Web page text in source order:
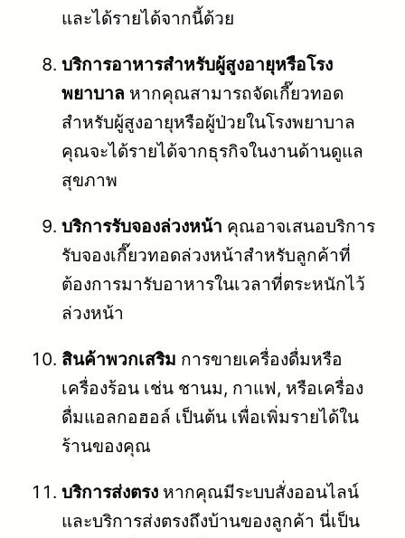
และได้รายได้จากนี้ด้วย
บริการอาหารสำหรับผู้สูงอายุหรือโรง
พยาบาล หากคุณสามารถจัดเกี๊ยวทอด
สำหรับผู้สูงอายุหรือผู้ป่วยในโรงพยาบาล
คุณจะได้รายได้จากธุรกิจในงานด้านดูแล
สุขภาพ
บริการรับจองล่วงหน้า คุณอาจเสนอบริการ
รับจองเกี๊ยวทอดล่วงหน้าสำหรับลูกค้าที่
ต้องการมารับอาหารในเวลาที่ตระหนักไว้
ล่วงหน้า
สินค้าพวกเสริม การขายเครื่องดื่มหรือ
เครื่องร้อน เช่น ชานม, กาแฟ, หรือเครื่อง
ดื่มแอลกอฮอล์ เป็นต้น เพื่อเพิ่มรายได้ใน
ร้านของคุณ
บริการส่งตรง หากคุณมีระบบสั่งออนไลน์
และบริการส่งตรงถึงบ้านของลูกค้า นี่เป็น